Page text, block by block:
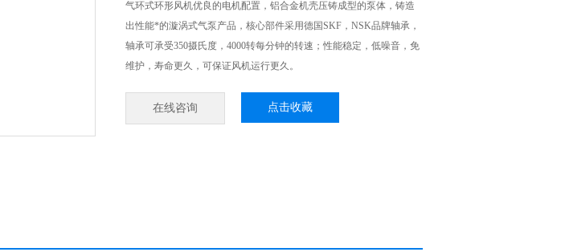
气环式环形风机优良的电机配置，铝合金机壳压铸成型的泵体，铸造
出性能*的漩涡式气泵产品，核心部件采用德国SKF，NSK品牌轴承，
轴承可承受350摄氏度，4000转每分钟的转速；性能稳定，低噪音，免
维护，寿命更久，可保证风机运行更久。
在线咨询 点击收藏